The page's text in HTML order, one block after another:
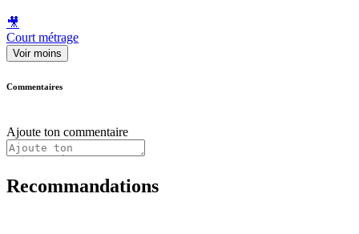
🎥
Court métrage
Voir moins
Commentaires
Ajoute ton commentaire
Recommandations